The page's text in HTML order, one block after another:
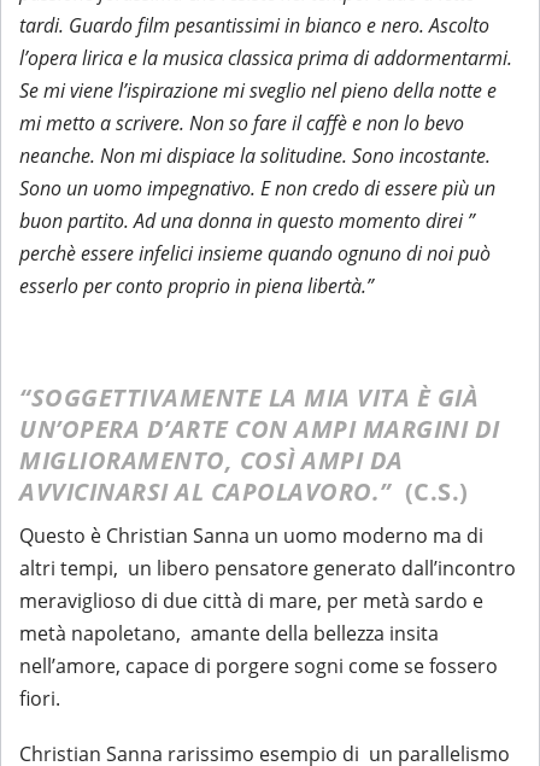
tardi. Guardo film pesantissimi in bianco e nero. Ascolto
l’opera lirica e la musica classica prima di addormentarmi.
Se mi viene l’ispirazione mi sveglio nel pieno della notte e
mi metto a scrivere. Non so fare il caffè e non lo bevo
neanche. Non mi dispiace la solitudine. Sono incostante.
Sono un uomo impegnativo. E non credo di essere più un
buon partito. Ad una donna in questo momento direi ”
perchè essere infelici insieme quando ognuno di noi può
esserlo per conto proprio in piena libertà.”
“SOGGETTIVAMENTE LA MIA VITA È GIÀ
UN’OPERA D’ARTE CON AMPI MARGINI DI
MIGLIORAMENTO, COSÌ AMPI DA
AVVICINARSI AL CAPOLAVORO.” (C.S.)
Questo è Christian Sanna un uomo moderno ma di
altri tempi, un libero pensatore generato dall’incontro
meraviglioso di due città di mare, per metà sardo e
metà napoletano, amante della bellezza insita
nell’amore, capace di porgere sogni come se fossero
fiori.
Christian Sanna rarissimo esempio di un parallelismo